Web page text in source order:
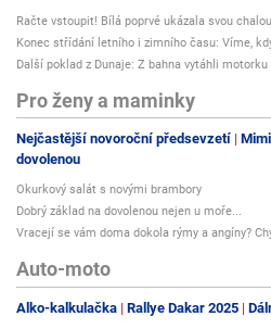
Račte vstoupit! Bílá poprvé ukázala svou
Konec střídání letního i zimního času: Víme,
Další poklad z Dunaje: Z bahna vytáhli
Pro ženy a maminky
Nejčastější novoroční předsevzetí
dovolenou
Okurkový salát s novými brambory
Dobrý základ na dovolenou nejen u moře...
Vracejí se vám doma dokola rýmy a angíny?
Auto-moto
Alko-kalkulačka Rallye Dakar 2025